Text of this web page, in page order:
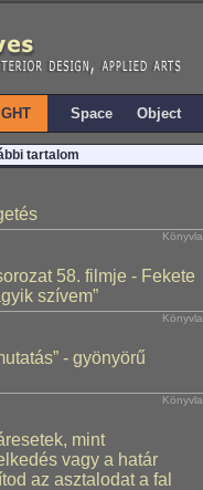
Space Object
tartalom
58. filmje - Fekete
szívem”
- gyönyörű
mint
vagy a határ
az asztalodat a fal